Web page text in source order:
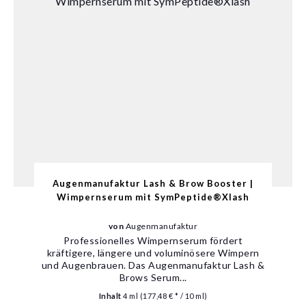
Augenmanufaktur Lash & Brow Booster |
Wimpernserum mit SymPeptide®Xlash
von Augenmanufaktur
Professionelles Wimpernserum fördert
kräftigere, längere und voluminösere Wimpern
und Augenbrauen. Das Augenmanufaktur Lash &
Brows Serum...
Inhalt4 ml (177,48 € * / 10 ml)